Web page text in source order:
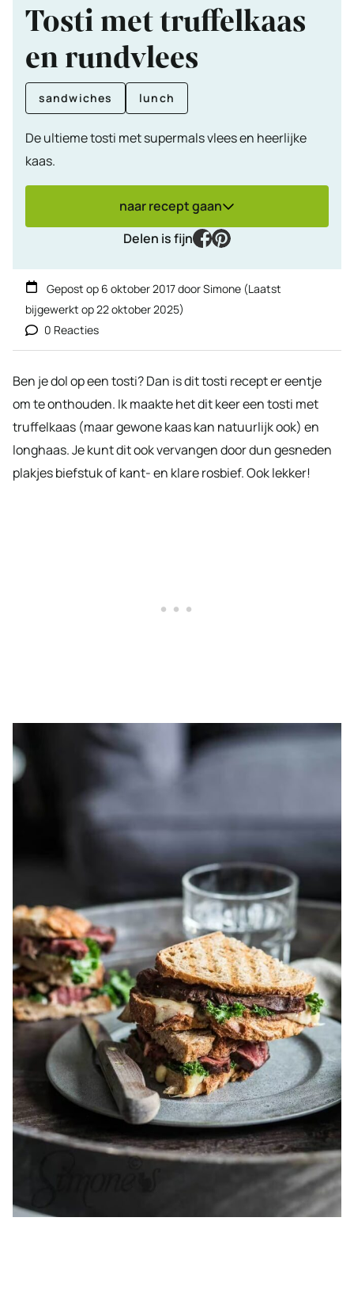
Tosti met truffelkaas
en rundvlees
sandwiches lunch
De ultieme tosti met supermals vlees en heerlijke
kaas.
naar recept gaan
Delen is fijn
facebook
pinterest
Gepost op 6 oktober 2017doorSimone (Laatst
bijgewerkt op22 oktober 2025)
0 Reacties
Ben je dol op een tosti? Dan is dit tosti recept er eentje
om te onthouden. Ik maakte het dit keer een tosti met
truffelkaas (maar gewone kaas kan natuurlijk ook) en
longhaas. Je kunt dit ook vervangen door dun gesneden
plakjes biefstuk of kant- en klare rosbief. Ook lekker!